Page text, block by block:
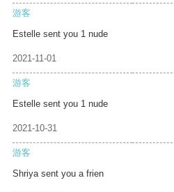
游客
Estelle sent you 1 nude
2021-11-01
游客
Estelle sent you 1 nude
2021-10-31
游客
Shriya sent you a frien